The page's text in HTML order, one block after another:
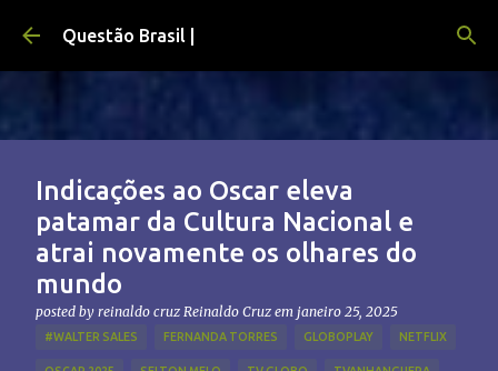
Pular para o conteúdo principal
Questão Brasil |
Indicações ao Oscar eleva
patamar da Cultura Nacional e
atrai novamente os olhares do
mundo
posted by reinaldo cruz Reinaldo Cruz em janeiro 25, 2025
#WALTER SALES FERNANDA TORRES GLOBOPLAY NETFLIX